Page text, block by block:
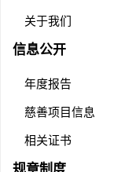
关于我们
信息公开
年度报告
慈善项目信息
相关证书